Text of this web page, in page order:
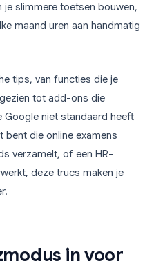
slimmere toetsen bouwen,
maand uren aan handmatig
tips, van functies die je
tot add-ons die
Google niet standaard heeft
die online examens
verzamelt, of een HR-
deze trucs maken je
in voor